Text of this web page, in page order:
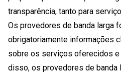
transparência, tanto para
Os provedores de banda larga
obrigatoriamente informações
sobre os serviços oferecidos e
disso, os provedores de banda